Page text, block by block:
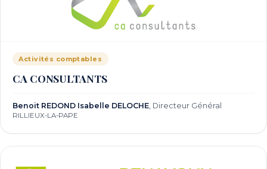
Activités comptables
CA CONSULTANTS
Benoit REDOND Isabelle DELOCHE, Directeur Général
RILLIEUX-LA-PAPE